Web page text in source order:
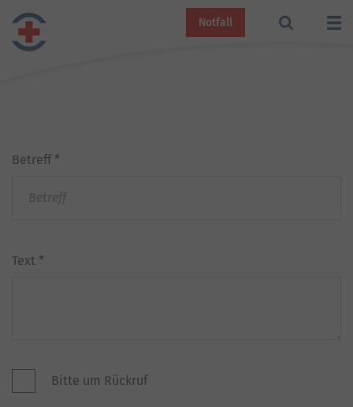
Notfall
Betreff *
Text *
Bitte um Rückruf